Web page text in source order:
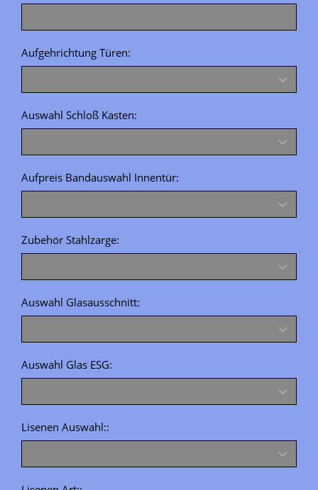
Aufgehrichtung Türen:
Auswahl Schloß Kasten:
Aufpreis Bandauswahl Innentür:
Zubehör Stahlzarge:
Auswahl Glasausschnitt:
Auswahl Glas ESG:
Lisenen Auswahl::